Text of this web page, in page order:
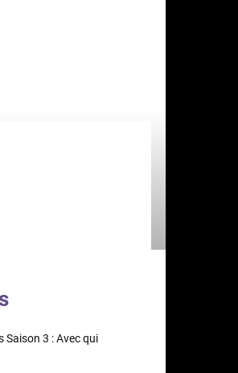
Saison 3 : Avec qui